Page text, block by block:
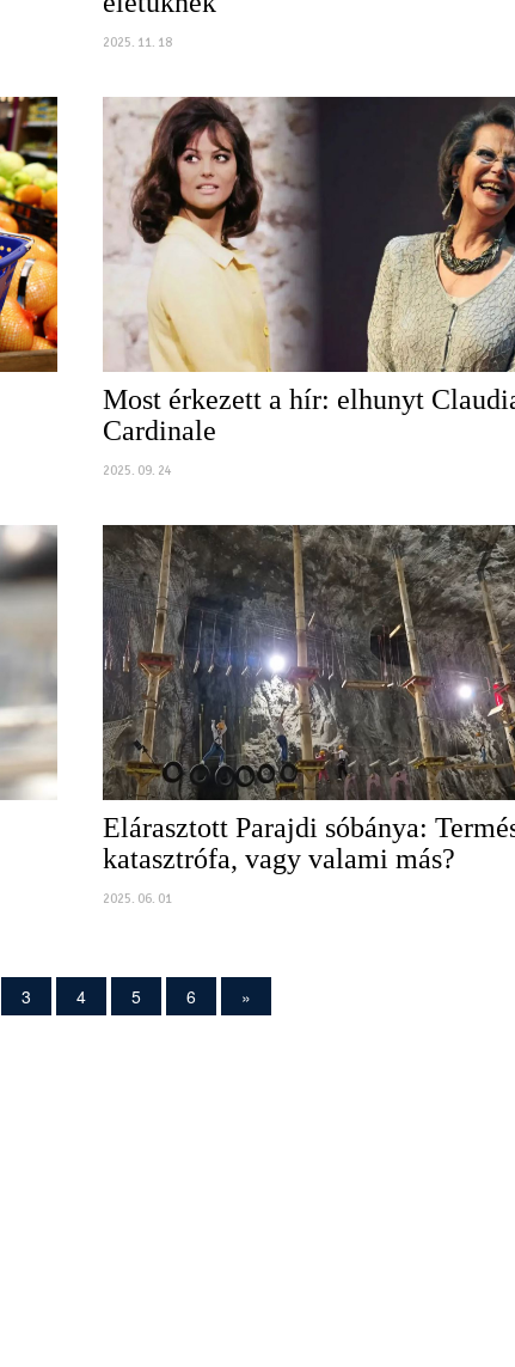
2025. 11. 18
Most érkezett a hír: elhunyt
Cardinale
2025. 09. 24
Elárasztott Parajdi sóbánya:
katasztrófa, vagy valami más?
2025. 06. 01
3 4 5 6 »